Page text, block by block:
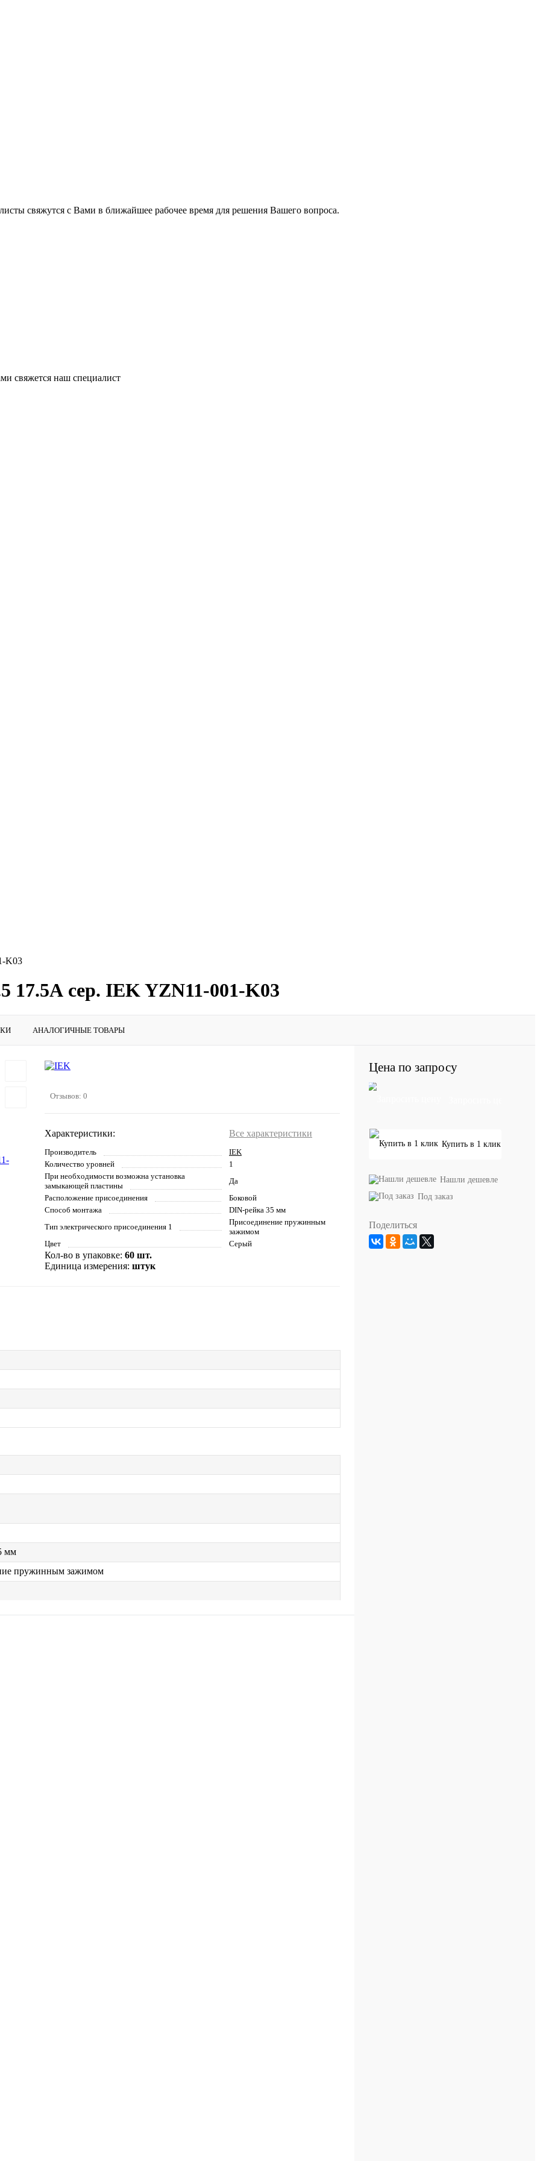
свяжутся с Вами в ближайшее рабочее время для решения Вашего вопроса.
свяжется наш специалист
K03
сер. IEK YZN11-001-K03
АНАЛОГИЧНЫЕ ТОВАРЫ
Отзывов: 0
Характеристики: Все характеристики
Производитель
IEK
Количество уровней
1
При необходимости возможна установка
замыкающей пластины
Да
Расположение присоединения
Боковой
Способ монтажа
DIN-рейка 35 мм
Тип электрического присоединения 1
Присоединение пружинным
зажимом
Цвет
Серый
Кол-во в упаковке: 60 шт.
Единица измерения: штук
мм
пружинным зажимом
Цена по запросу
Купить в 1 клик
Нашли дешевле
Под заказ
Поделиться